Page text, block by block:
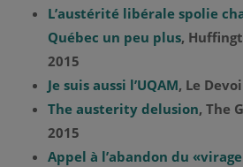
L’austérité libérale spolie
Québec un peu plus,
2015
Je suis aussi l’UQAM, Le
The austerity delusion, The
2015
Appel à l’abandon du